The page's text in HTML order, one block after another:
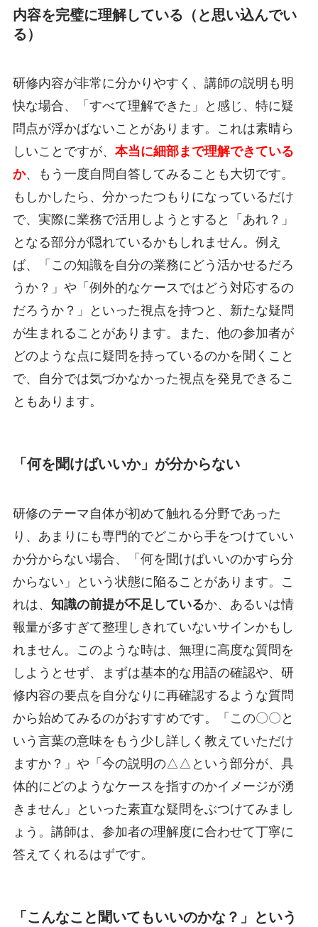
内容を完璧に理解している（と思い込んでい
る）
研修内容が非常に分かりやすく、講師の説明も明
快な場合、「すべて理解できた」と感じ、特に疑
問点が浮かばないことがあります。これは素晴ら
しいことですが、 本当に細部まで理解できている
か、もう一度自問自答してみることも大切です。
もしかしたら、分かったつもりになっているだけ
で、実際に業務で活用しようとすると「あれ？」
となる部分が隠れているかもしれません。例え
ば、「この知識を自分の業務にどう活かせるだろ
うか？」や「例外的なケースではどう対応するの
だろうか？」といった視点を持つと、新たな疑問
が生まれることがあります。また、他の参加者が
どのような点に疑問を持っているのかを聞くこと
で、自分では気づかなかった視点を発見できるこ
ともあります。
「何を聞けばいいか」が分からない
研修のテーマ自体が初めて触れる分野であった
り、あまりにも専門的でどこから手をつけていい
か分からない場合、「何を聞けばいいのかすら分
からない」という状態に陥ることがあります。こ
れは、 知識の前提が不足しているか、あるいは情
報量が多すぎて整理しきれていないサインかもし
れません。このような時は、無理に高度な質問を
しようとせず、まずは基本的な用語の確認や、研
修内容の要点を自分なりに再確認するような質問
から始めてみるのがおすすめです。「この〇〇と
いう言葉の意味をもう少し詳しく教えていただけ
ますか？」や「今の説明の△△という部分が、具
体的にどのようなケースを指すのかイメージが湧
きません」といった素直な疑問をぶつけてみまし
ょう。講師は、参加者の理解度に合わせて丁寧に
答えてくれるはずです。
「こんなこと聞いてもいいのかな？」という